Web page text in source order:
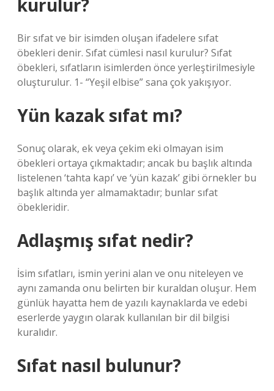
kurulur?
Bir sıfat ve bir isimden oluşan ifadelere sıfat
öbekleri denir. Sıfat cümlesi nasıl kurulur? Sıfat
öbekleri, sıfatların isimlerden önce yerleştirilmesiyle
oluşturulur. 1- “Yeşil elbise” sana çok yakışıyor.
Yün kazak sıfat mı?
Sonuç olarak, ek veya çekim eki olmayan isim
öbekleri ortaya çıkmaktadır; ancak bu başlık altında
listelenen ‘tahta kapı’ ve ‘yün kazak’ gibi örnekler bu
başlık altında yer almamaktadır; bunlar sıfat
öbekleridir.
Adlaşmış sıfat nedir?
İsim sıfatları, ismin yerini alan ve onu niteleyen ve
aynı zamanda onu belirten bir kuraldan oluşur. Hem
günlük hayatta hem de yazılı kaynaklarda ve edebi
eserlerde yaygın olarak kullanılan bir dil bilgisi
kuralıdır.
Sıfat nasıl bulunur?